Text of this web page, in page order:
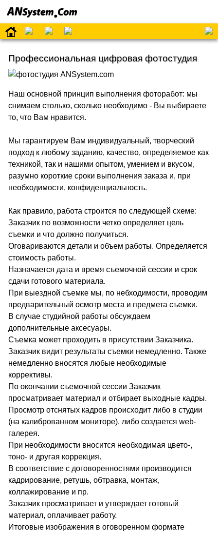
Профессиональная цифровая фотостудия
Наш основной принцип выполнения фоторабот: мы
снимаем столько, сколько необходимо - Вы выбираете
то, что Вам нравится.
Мы гарантируем Вам индивидуальный, творческий
подход к любому заданию, качество, определяемое как
техникой, так и нашими опытом, умением и вкусом,
разумно короткие сроки выполнения заказа и, при
необходимости, конфиденциальность.
Как правило, работа строится по следующей схеме:
Заказчик по возможности четко определяет цель
съемки и что должно получиться.
Оговариваются детали и объем работы. Определяется
стоимость работы.
Назначается дата и время съемочной сессии и срок
сдачи готового материала.
При выездной съемке мы, по небходимости, проводим
предварительный осмотр места и предмета съемки.
В случае студийной работы обсуждаем
дополнительные аксесуары.
Съемка может проходить в присутствии Заказчика.
Заказчик видит результаты съемки немедленно. Также
немедленно вносятся любые необходимые
коррективы.
По окончании съемочной сессии Заказчик
просматривает материал и отбирает выходные кадры.
Просмотр отснятых кадров происходит либо в студии
(на калиброванном мониторе), либо создается web-
галерея.
При необходимости вносится необходимая цвето-,
тоно- и другая коррекция.
В соответствие с договоренностями производится
кадрирование, ретушь, обтравка, монтаж,
коллажирование и пр.
Заказчик просматривает и утверждает готовый
материал, оплачивает работу.
Итоговые изображения в оговоренном формате